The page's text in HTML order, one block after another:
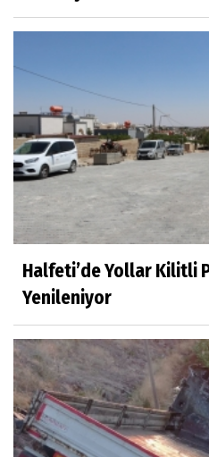
Halfeti’de Yollar Kilitli
Yenileniyor